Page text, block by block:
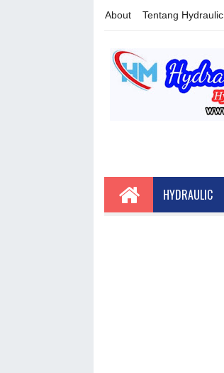
About Tentang Hydraulic
HYDRAULIC